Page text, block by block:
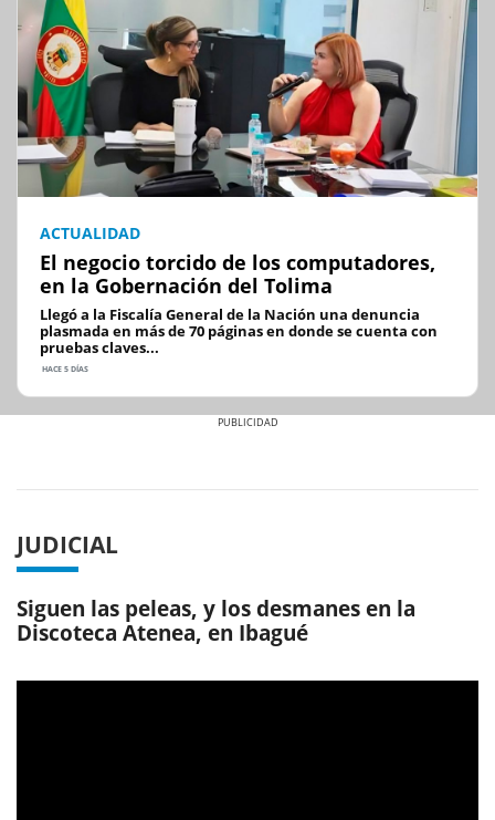
ACTUALIDAD
El negocio torcido de los computadores,
en la Gobernación del Tolima
Llegó a la Fiscalía General de la Nación una denuncia
plasmada en más de 70 páginas en donde se cuenta con
pruebas claves...
HACE 5 DÍAS
JUDICIAL
Siguen las peleas, y los desmanes en la
Discoteca Atenea, en Ibagué